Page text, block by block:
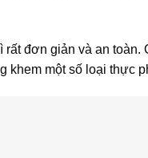
rất đơn giản và an toàn.
khem một số loại thực